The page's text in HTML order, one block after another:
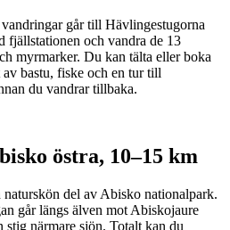
går till Hävlingestugorna
fjällstationen och vandra de 13
myrmarker. Du kan tälta eller boka
bastu, fiske och en tur till
du vandrar tillbaka.
östra, 10–15 km
del av Abisko nationalpark.
går längs älven mot Abiskojaure
närmare sjön. Totalt kan du